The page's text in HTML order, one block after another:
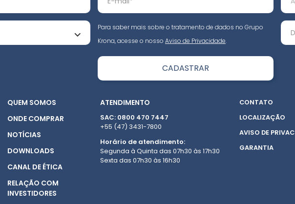
Para saber mais sobre o tratamento de dados no Grupo
Krona, acesse o nosso Aviso de Privacidade.
QUEM SOMOS
ONDE COMPRAR
NOTÍCIAS
DOWNLOADS
CANAL DE ÉTICA
RELAÇÃO COM
INVESTIDORES
ATENDIMENTO
SAC: 0800 470 7447
+55 (47) 3431-7800
Horário de atendimento:
Segunda à Quinta das 07h30 às 17h30
Sexta das 07h30 às 16h30
CONTATO
LOCALIZAÇÃO
AVISO DE
GARANTIA